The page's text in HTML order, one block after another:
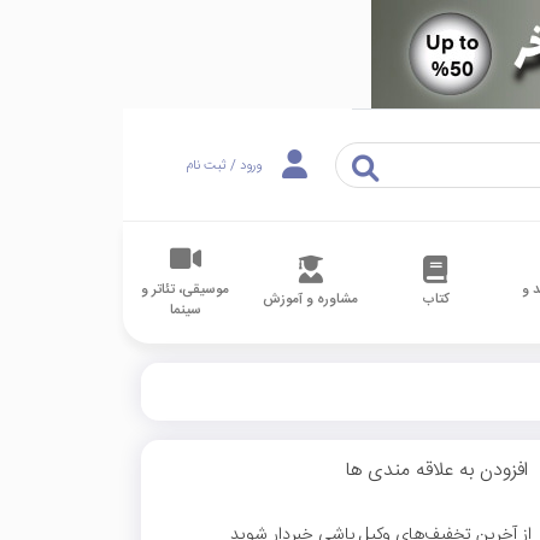
ورود / ثبت نام
و کتاب مشاوره و آموزش
موسیقی، تئاتر و
سینما
افزودن به علاقه مندی ها